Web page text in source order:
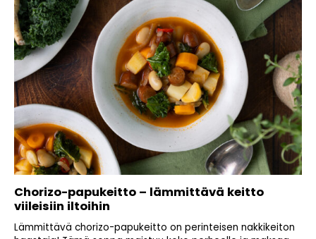
Chorizo-papukeitto – lämmittävä keitto
viileisiin iltoihin
Lämmittävä chorizo-papukeitto on perinteisen nakkikeiton